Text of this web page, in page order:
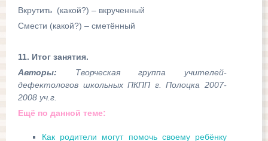
Вкрутить (какой?) – вкрученный
Смести (какой?) – сметённый
11. Итог занятия.
Авторы: Творческая группа учителей-
дефектологов школьных ПКПП г. Полоцка 2007-
2008 уч.г.
Ещё по данной теме:
Как родители могут помочь своему ребёнку